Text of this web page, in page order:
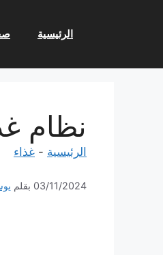
الرئيسية
نظام
الرئيسية - غذاء
03/11/2024 بقلم